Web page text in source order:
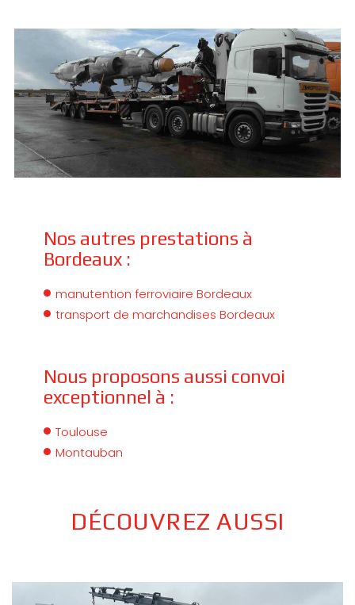
Nos autres prestations à
Bordeaux :
manutention ferroviaire Bordeaux
transport de marchandises Bordeaux
Nous proposons aussi convoi
exceptionnel à :
Toulouse
Montauban
DÉCOUVREZ AUSSI